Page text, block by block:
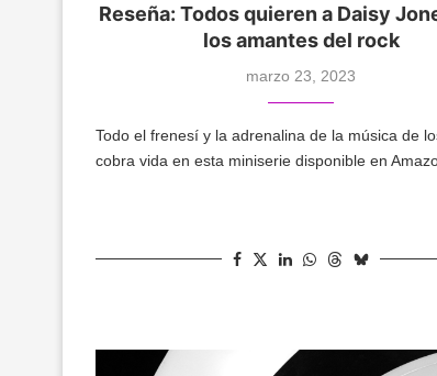
Reseña: Todos quieren a Daisy
los amantes del rock
marzo 23, 2023
Todo el frenesí y la adrenalina de la música de
cobra vida en esta miniserie disponible en